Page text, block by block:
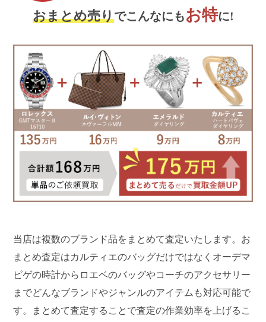
おまとめ売りでこんなにもお特に!
当店は複数のブランド品をまとめて査定いたします。お
まとめ査定はカルティエのバッグだけではなくオーデマ
ピゲの時計からロエベのバッグやコーチのアクセサリー
までどんなブランドやジャンルのアイテムも対応可能で
す。まとめて査定することで査定の作業効率を上げるこ